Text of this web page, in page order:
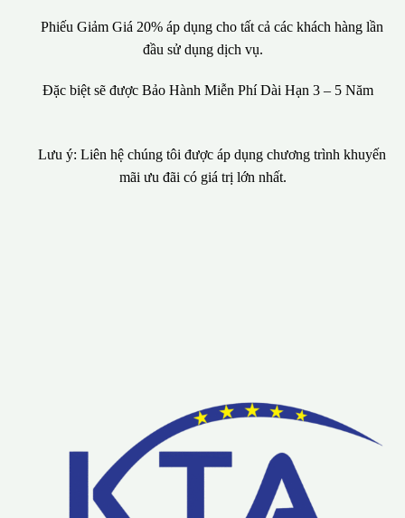
đầu sử dụng dịch vụ.
Lưu ý: Liên hệ chúng tôi được áp dụng chương trình khuyến
mãi ưu đãi có giá trị lớn nhất.